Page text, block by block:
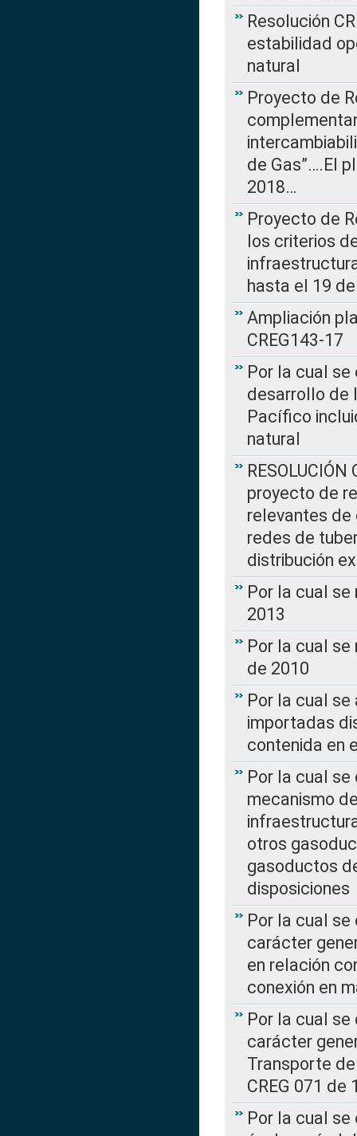
Resolución
estabilidad
natural
Proyecto de
de Gas”….El
2018…
Proyecto de
los criterios
hasta el 19
Ampliación
CREG143-17
Por la cual
desarrollo de
Pacífico
natural
proyecto de
relevantes de
redes de
distribución
Por la cual se
2013
Por la cual se
de 2010
Por la cual
importadas
contenida en
Por la cual se
mecanismo
otros
gasoductos
disposiciones
Por la cual
carácter
en relación
conexión en
Por la cual
carácter
Transporte
CREG 071 de
Por la cual